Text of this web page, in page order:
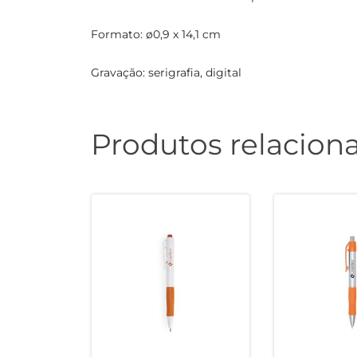
Formato: ø0,9 x 14,1 cm
Gravação: serigrafia, digital
Produtos